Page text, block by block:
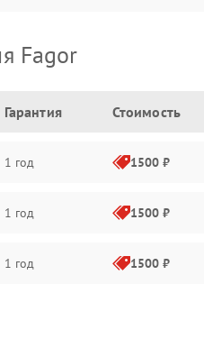
Fagor
Гарантия Стоимость
1 год 1500 ₽
1 год 1500 ₽
1 год 1500 ₽